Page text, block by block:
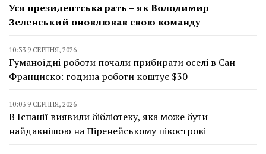
Уся президентська рать – як Володимир
Зеленський оновлював свою команду
10:33 9 СЕРПНЯ, 2026
Гуманоїдні роботи почали прибирати оселі в Сан-
Франциско: година роботи коштує $30
10:03 9 СЕРПНЯ, 2026
В Іспанії виявили бібліотеку, яка може бути
найдавнішою на Піренейському півострові